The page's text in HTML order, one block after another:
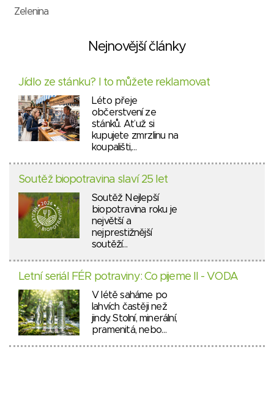
Zelenina
Nejnovější články
Jídlo ze stánku? I to můžete reklamovat
Léto přeje
občerstvení ze
stánků. Ať už si
kupujete zmrzlinu na
koupališti,…
Soutěž biopotravina slaví 25 let
Soutěž Nejlepší
biopotravina roku je
největší a
nejprestižnější
soutěží…
Letní seriál FÉR potraviny: Co pijeme II - VODA
V létě saháme po
lahvích častěji než
jindy. Stolní, minerální,
pramenitá, nebo…